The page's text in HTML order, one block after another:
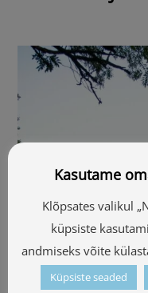
Kasutame
Klõpsates valikul
küpsiste
andmiseks võite
Küpsiste seaded